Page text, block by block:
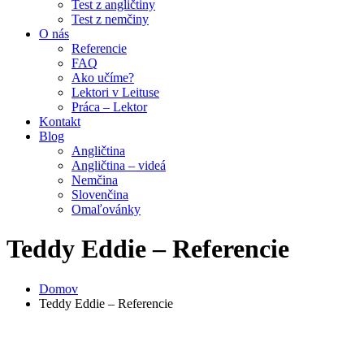
Test z angličtiny
Test z nemčiny
O nás
Referencie
FAQ
Ako učíme?
Lektori v Leituse
Práca – Lektor
Kontakt
Blog
Angličtina
Angličtina – videá
Nemčina
Slovenčina
Omaľovánky
Teddy Eddie – Referencie
Domov
Teddy Eddie – Referencie